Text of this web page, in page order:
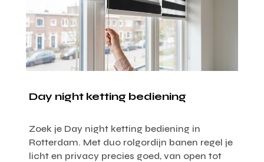
Day night ketting bediening
Zoek je Day night ketting bediening in
Rotterdam. Met duo rolgordijn banen regel je
licht en privacy precies goed, van open tot